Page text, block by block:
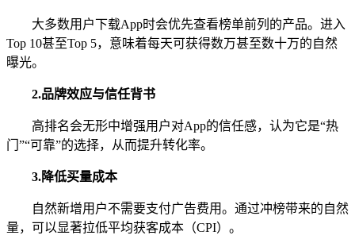
大多数用户下载App时会优先查看榜单前列的产品。进入
Top 10甚至Top 5，意味着每天可获得数万甚至数十万的自然
曝光。
2.品牌效应与信任背书
高排名会无形中增强用户对App的信任感，认为它是“热
门”“可靠”的选择，从而提升转化率。
3.降低买量成本
自然新增用户不需要支付广告费用。通过冲榜带来的自然
量，可以显著拉低平均获客成本（CPI）。